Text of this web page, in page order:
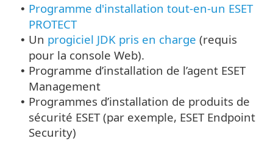
• Programme d'installation tout-en-un ESET
PROTECT
• Un progiciel JDK pris en charge (requis
pour la console Web).
• Programme d’installation de l’agent ESET
Management
• Programmes d’installation de produits de
sécurité ESET (par exemple, ESET Endpoint
Security)